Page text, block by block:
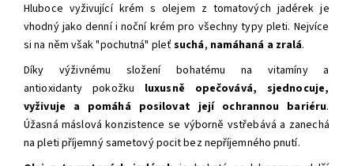
Hluboce vyživující krém s olejem z tomatových jadérek je
vhodný jako denní i noční krém pro všechny typy pleti. Nejvíce
si na něm však "pochutná" pleťsuchá, namáhaná a zralá.
Díky výživnému složení bohatému na vitamíny a
antioxidanty pokožku luxusně
opečovává, sjednocuje,
vyživuje a pomáhá posilovat její ochrannou bariéru.
Úžasná máslová konzistence se výborně vstřebává a zanechá
na pleti příjemný sametový pocit bez nepříjemného pnutí.